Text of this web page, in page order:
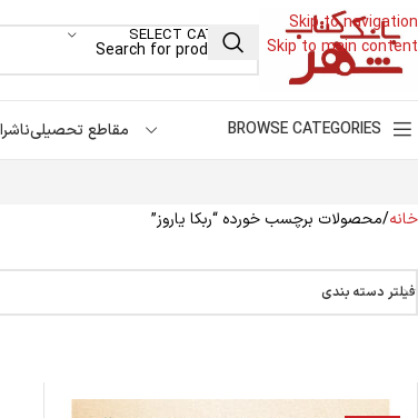
Skip to navigation
Skip to main content
SELECT CATEGORY
BROWSE CATEGORIES مقاطع تحصیلی
خانه محصولات برچسب خورده “ربکا یاروز”
فیلتر دسته بندی